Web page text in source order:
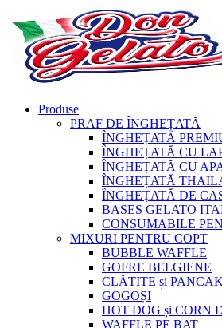
Produse
PRAF DE ÎNGHEȚATĂ
ÎNGHEȚATĂ
ÎNGHEȚATĂ CU
ÎNGHEȚATĂ CU
ÎNGHEȚATĂ
ÎNGHEȚATĂ DE
BASES GELATO
CONSUMABILE
MIXURI PENTRU COPT
BUBBLE WAFFLE
GOFRE BELGIENE
CLĂTITE și
GOGOȘI
HOT DOG și CORN
WAFFLE PE BAT